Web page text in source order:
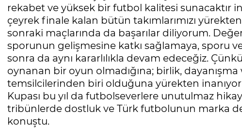
rekabet ve yüksek bir futbol kalitesi sunacaktır
çeyrek finale kalan bütün takımlarımızı
sonraki maçlarında da başarılar diliyorum.
sporunun gelişmesine katkı sağlamaya, sporu
sonra da aynı kararlılıkla devam edeceğiz.
oynanan bir oyun olmadığına; birlik,
temsilcilerinden biri olduğuna yürekten
Kupası bu yıl da futbolseverlere unutulmaz
tribünlerde dostluk ve Türk futbolunun marka
konuştu.